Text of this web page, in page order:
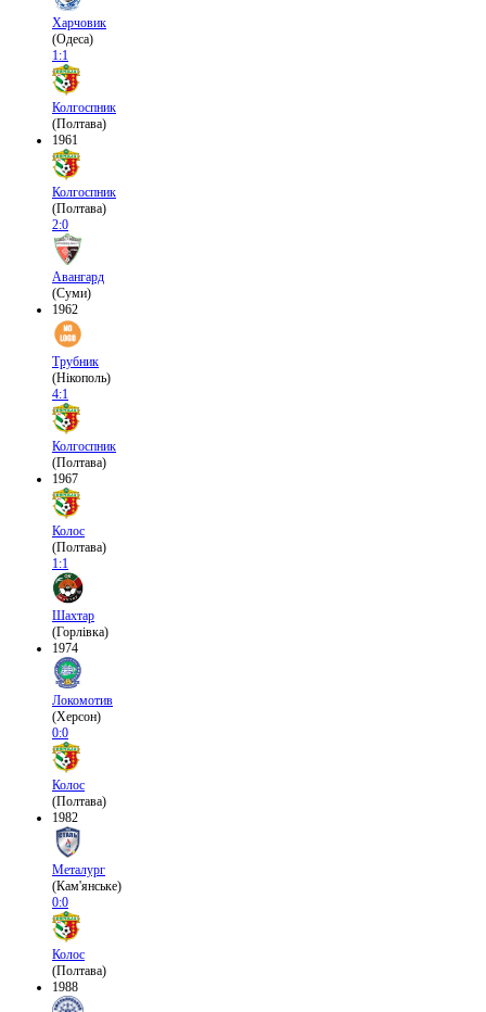
Харчовик
(Одеса)
1:1
Колгоспник
(Полтава)
1961
Колгоспник
(Полтава)
2:0
Авангард
(Суми)
1962
Трубник
(Нікополь)
4:1
Колгоспник
(Полтава)
1967
Колос
(Полтава)
1:1
Шахтар
(Горлівка)
1974
Локомотив
(Херсон)
0:0
Колос
(Полтава)
1982
Металург
(Кам'янське)
0:0
Колос
(Полтава)
1988